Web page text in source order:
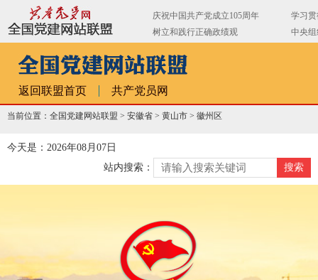
返回联盟首页 共产党员网
当前位置：全国党建网站联盟 > 安徽省 > 黄山市 > 徽州区
今天是：2026年08月07日
站内搜索：